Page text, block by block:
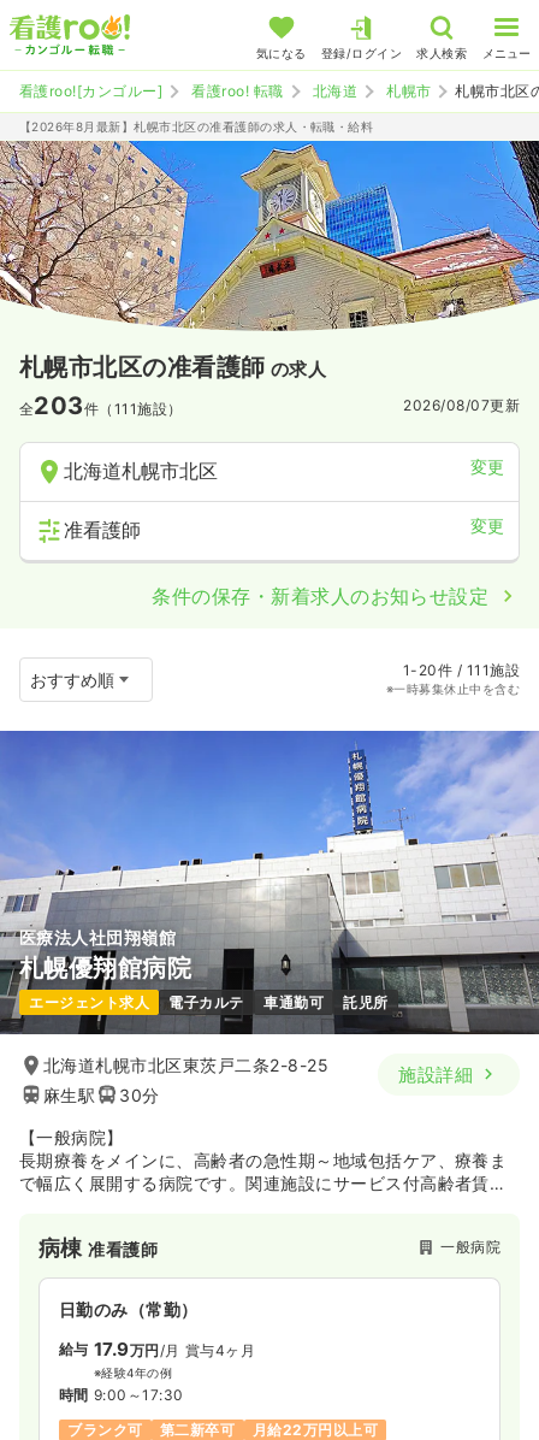
気になる 登録/ログイン 求人検索 メニュー
看護roo![カンゴルー] 看護roo! 転職 北海道 札幌市 札幌市北区
【2026年8月最新】札幌市北区の准看護師の求人・転職・給料
札幌市北区の准看護師 の求人
全203件（111施設） 2026/08/07更新
北海道札幌市北区 変更
准看護師 変更
条件の保存・新着求人のお知らせ設定
1-20件 / 111施設
※一時募集休止中を含む
医療法人社団翔嶺館
札幌優翔館病院
エージェント求人 電子カルテ 車通勤可 託児所
北海道札幌市北区東茨戸二条2-8-25
麻生駅
30分
施設詳細
【一般病院】
長期療養をメインに、高齢者の急性期～地域包括ケア、療養ま
で幅広く展開する病院です。関連施設にサービス付高齢者賃貸
院と6個の介護施設を運営しています。
消化器病棟も開設され、消化器疾患の手術も行われています！
また現在は療養病棟の中に地域包括ケア病棟も開設しておりま
東茨戸の広大な土地にあり、病院を中心として周辺に様々な高
齢者施設が拡がっており入院治療から在宅医療そして看取りま
で切れ目のない医療サービスをより拡充させる予定です。自然
病棟准看護師 一般病院
日勤のみ（常勤）
給与 17.9万円 /月 賞与4ヶ月
※経験4年の例
時間 9:00～17:30
ブランク可
第二新卒可 月給22万円以上可